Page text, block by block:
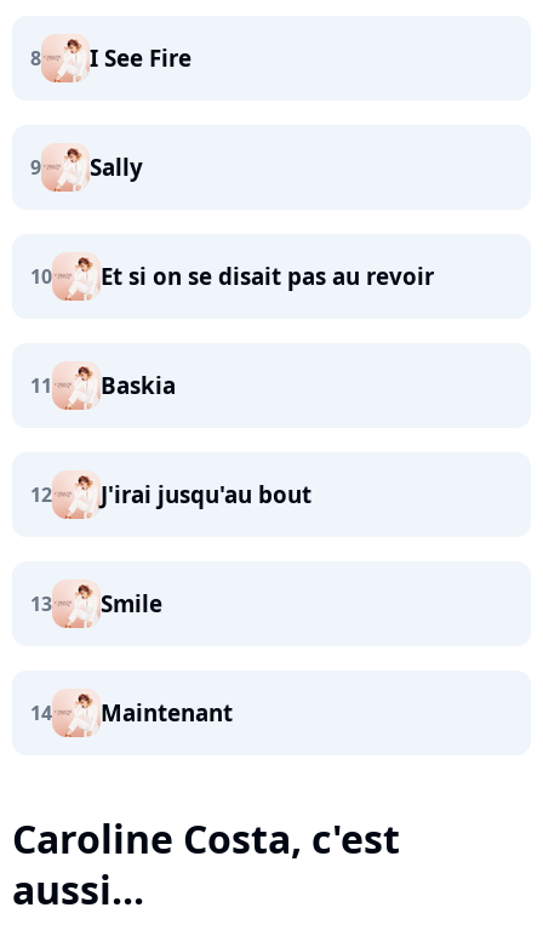
8 I See Fire
9 Sally
10 Et si on se disait pas au revoir
11 Baskia
12 J'irai jusqu'au bout
13 Smile
14 Maintenant
Caroline Costa, c'est
aussi...